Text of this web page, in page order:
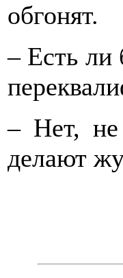
обгонят.
– Есть ли
– Нет, не
делают